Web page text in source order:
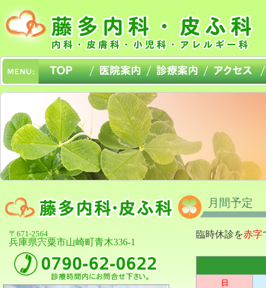
〒671-2564
兵庫県宍粟市山崎町青木336-1
月間予定
臨時休診を赤字
日